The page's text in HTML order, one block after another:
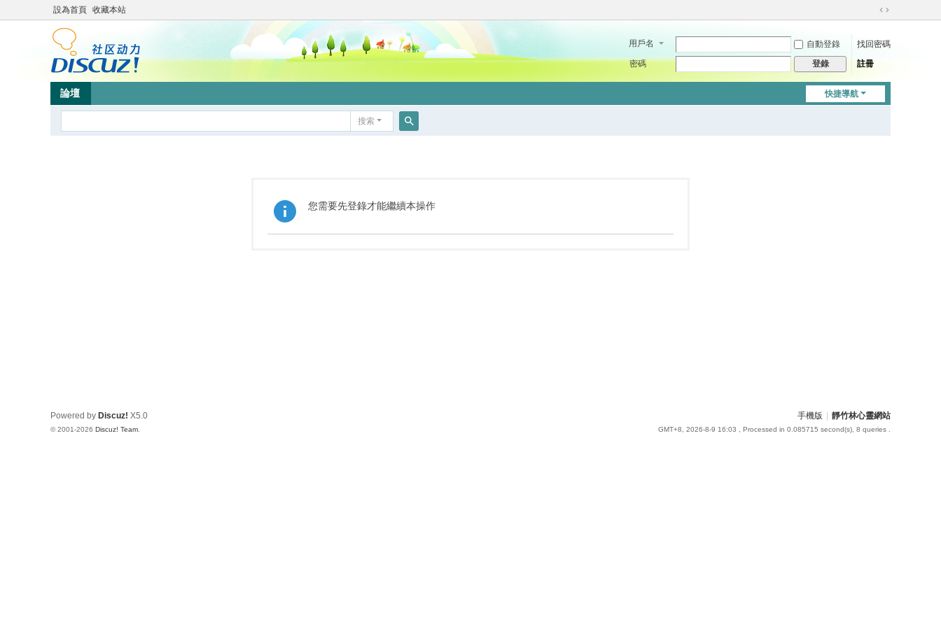
設為首頁 收藏本站
切
到
用戶名 自動登錄
找回密碼
密碼
登錄 註冊
快捷導航
論壇
搜索
您需要先登錄才能繼續本操作
手機版 靜竹林心靈網站
GMT+8, 2026-8-9 16:03 , Processed in 0.085715 second(s), 8 queries .
Powered by Discuz! X5.0
© 2001-2026 Discuz! Team